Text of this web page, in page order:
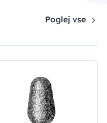
Poglej vse